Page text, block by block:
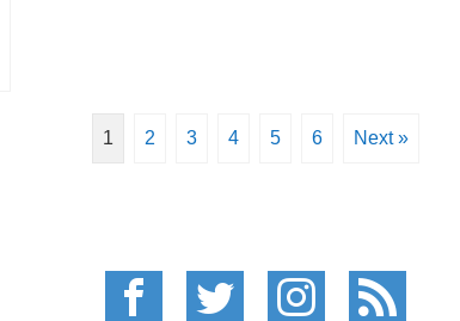
1 2 3 4 5 6 Next »